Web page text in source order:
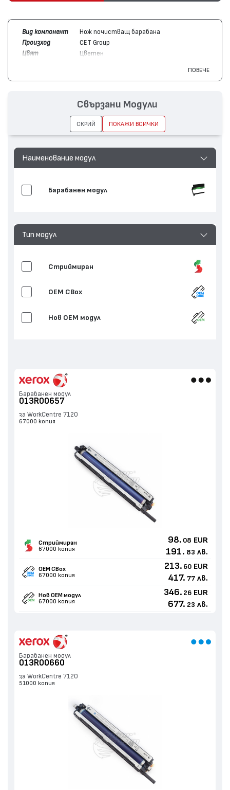
Вид компонент
Нож почистващ барабана
Произход
CET Group
Цвят
Цветен
ПОВЕЧЕ
Наименование модул
Барабанен модул
Тип модул
Стриймиран
OEM CBox
Нов ОЕМ модул
Барабанен модул
013R00657
за WorkCentre 7120
67000 копия
Стриймиран
67000 копия
98. 08 EUR
191. 83 лв.
OEM CBox
67000 копия
213. 60 EUR
417. 77 лв.
Нов ОЕМ модул
67000 копия
346. 26 EUR
677. 23 лв.
Барабанен модул
013R00660
за WorkCentre 7120
51000 копия
Свързани Модули
СКРИЙ ПОКАЖИ ВСИЧКИ